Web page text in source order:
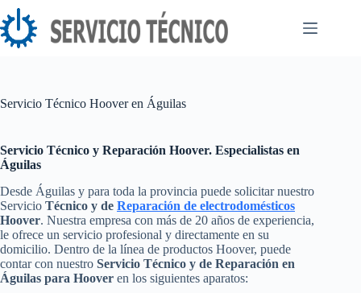
Saltar
al
contenido
Servicio Técnico Hoover en Águilas
Servicio Técnico y Reparación Hoover. Especialistas en
Águilas
Desde Águilas y para toda la provincia puede solicitar nuestro
Servicio Técnico y de Reparación de electrodomésticos
Hoover. Nuestra empresa con más de 20 años de experiencia,
le ofrece un servicio profesional y directamente en su
domicilio. Dentro de la línea de productos Hoover, puede
contar con nuestro Servicio Técnico y de Reparación en
Águilas para Hoover en los siguientes aparatos: